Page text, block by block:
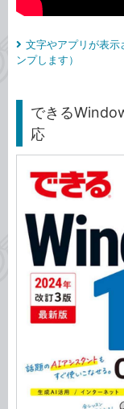
文字やアプリが表
ンプします）
できる
応